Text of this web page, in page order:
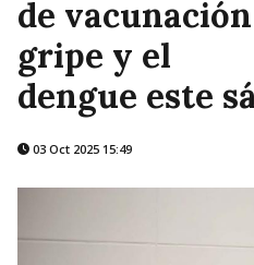
de
gripe y el
dengue este
03 Oct 2025 15:49